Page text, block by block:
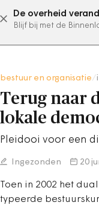
De overheid
Blijf bij met de
bestuur en organisatie
Terug naar
lokale
Pleidooi voor een
Ingezonden 20
Toen in 2002 het
typeerde